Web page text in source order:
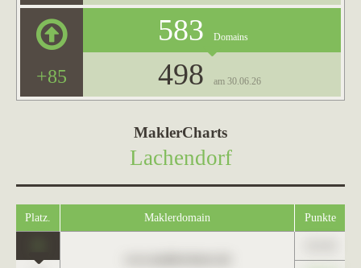
+85
583 Domains
498 am 30.06.26
MaklerCharts
Lachendorf
Platz. Maklerdomain Punkte